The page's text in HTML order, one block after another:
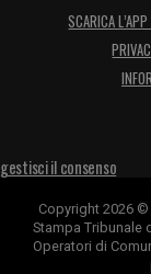
SCARICA
gestisci il consenso
Copyright 2026
Stampa Tribunale
Operatori di